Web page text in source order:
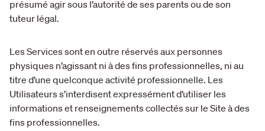
présumé agir sous l’autorité de ses parents ou de son
tuteur légal.
Les Services sont en outre réservés aux personnes
physiques n’agissant ni à des fins professionnelles, ni au
titre d’une quelconque activité professionnelle. Les
Utilisateurs s’interdisent expressément d’utiliser les
informations et renseignements collectés sur le Site à des
fins professionnelles.